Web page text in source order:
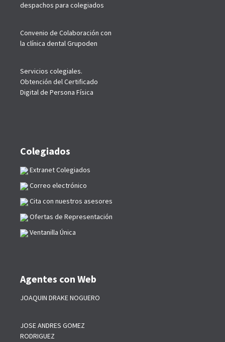
despachos para colegiados
Convenio de Colaboración con
la clínica dental Grupoden
Servicios colegiales.
Obtención del Certificado
Digital de Persona Física
Colegiados
Extranet Colegiados
Correo electrónico
Cita con nuestros asesores
Ofertas de Representación
Ventanilla Única
Agentes con Web
JOAQUIN DRAKE NOGUERO
JOSE ANDRES GOMEZ
RODRIGUEZ